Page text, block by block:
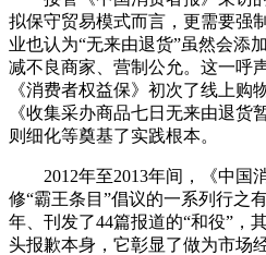
拟保守贸易模式而言，更需要强
业也认为“无来由退货”虽然会添
减不良商家、营制公允。这一呼
《消费者权益保》初次了线上购
《收集采办商品七日无来由退货
则细化等奠基了实践根本。
2012年至2013年间，《中国
修“霸王条目”倡议的一系列行之
年、刊发了44篇报道的“和役”，
头报歉本身，它彰显了做为市场